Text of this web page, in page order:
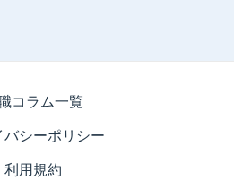
コラム一覧
バシーポリシー
利用規約